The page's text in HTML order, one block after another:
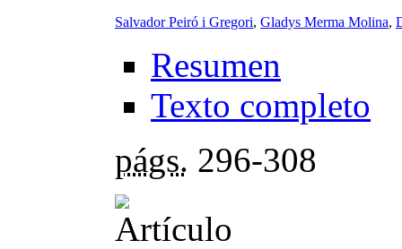
Salvador Peiró i Gregori, Gladys Merma Molina,
Resumen
Texto completo
págs. 296-308